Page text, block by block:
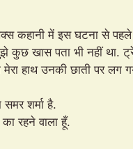
कहानी में इस घटना से
कुछ खास पता भी नहीं था.
मेरा हाथ उनकी छाती पर लग
समर शर्मा है.
रहने वाला हूँ.